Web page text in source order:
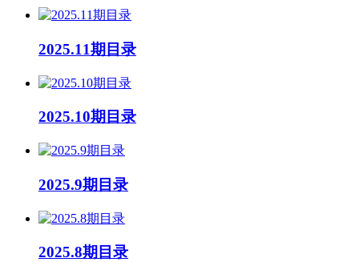
2025.11期目录
2025.10期目录
2025.9期目录
2025.8期目录